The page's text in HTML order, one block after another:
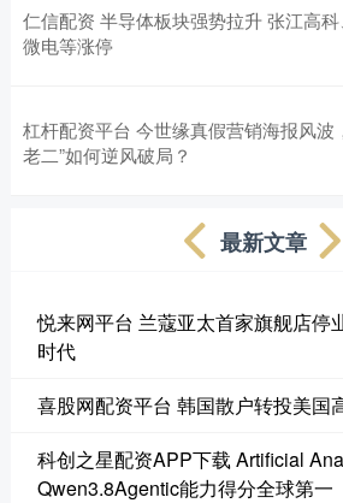
仁信配资 半导体板块强势拉升 张江高科
微电等涨停
杠杆配资平台 今世缘真假营销海报风波
老二”如何逆风破局？
最新文章
悦来网平台 兰蔻亚太首家旗舰店停
时代
喜股网配资平台 韩国散户转投美国
科创之星配资APP下载 Artificial
Qwen3.8Agentic能力得分全球第一